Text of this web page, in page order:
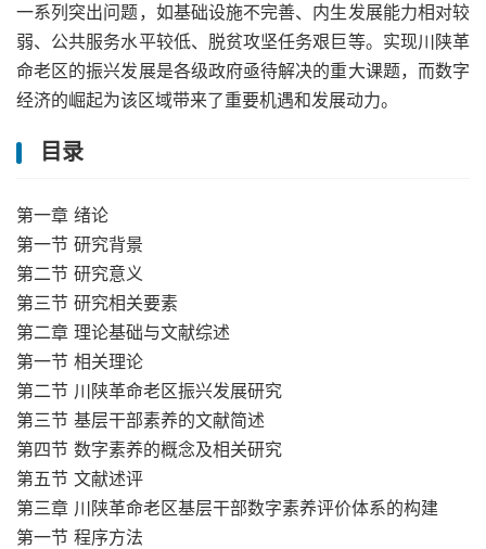
一系列突出问题，如基础设施不完善、内生发展能力相对较
弱、公共服务水平较低、脱贫攻坚任务艰巨等。实现川陕革
命老区的振兴发展是各级政府亟待解决的重大课题，而数字
经济的崛起为该区域带来了重要机遇和发展动力。
目录
第一章 绪论
第一节 研究背景
第二节 研究意义
第三节 研究相关要素
第二章 理论基础与文献综述
第一节 相关理论
第二节 川陕革命老区振兴发展研究
第三节 基层干部素养的文献简述
第四节 数字素养的概念及相关研究
第五节 文献述评
第三章 川陕革命老区基层干部数字素养评价体系的构建
第一节 程序方法